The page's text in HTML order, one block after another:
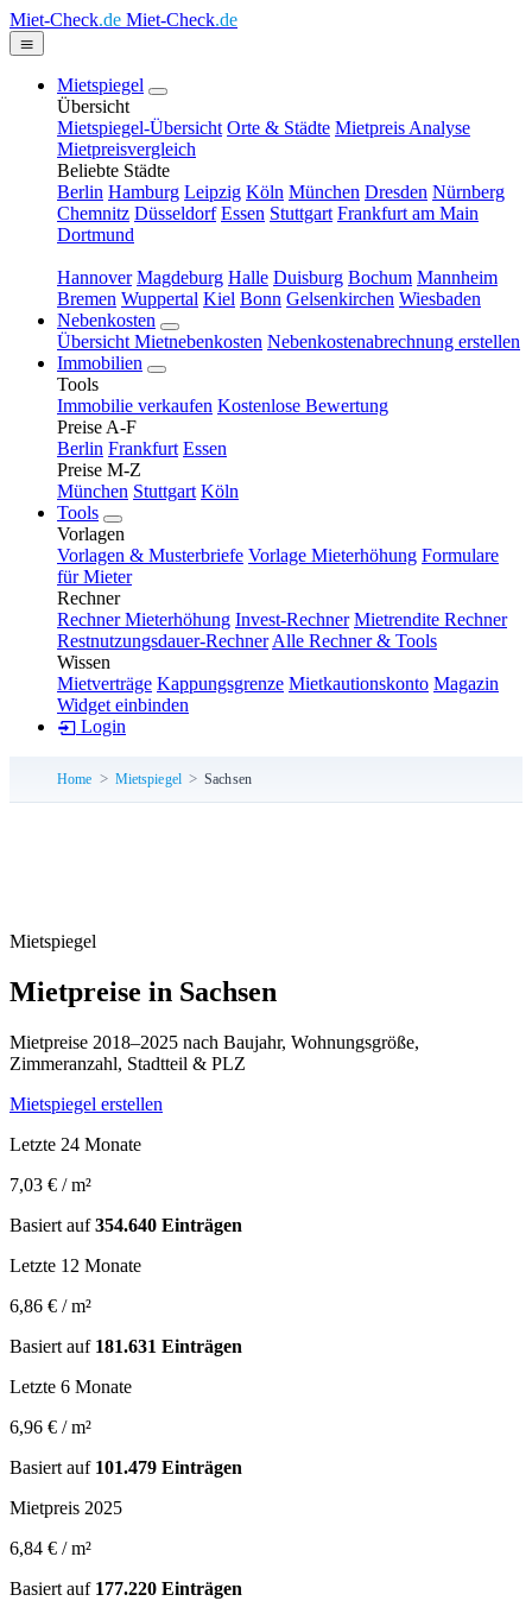
Miet-Check.de Miet-Check.de
Mietspiegel
Übersicht
Mietspiegel-Übersicht Orte & Städte Mietpreis Analyse
Mietpreisvergleich
Beliebte Städte
Berlin Hamburg Leipzig Köln München Dresden Nürnberg
Chemnitz Düsseldorf Essen Stuttgart Frankfurt am Main
Dortmund
Hannover Magdeburg Halle Duisburg Bochum Mannheim
Bremen Wuppertal Kiel Bonn Gelsenkirchen Wiesbaden
Nebenkosten
Übersicht Mietnebenkosten Nebenkostenabrechnung erstellen
Immobilien
Tools
Immobilie verkaufen Kostenlose Bewertung
Preise A-F
Berlin Frankfurt Essen
Preise M-Z
München Stuttgart Köln
Tools
Vorlagen
Vorlagen & Musterbriefe Vorlage Mieterhöhung Formulare
für Mieter
Rechner
Rechner Mieterhöhung Invest-Rechner Mietrendite Rechner
Restnutzungsdauer-Rechner Alle Rechner & Tools
Wissen
Mietverträge Kappungsgrenze Mietkautionskonto Magazin
Widget einbinden
Login
Home Mietspiegel Sachsen
Mietspiegel
Mietpreise in Sachsen
Mietpreise 2018–2025 nach Baujahr, Wohnungsgröße,
Zimmeranzahl, Stadtteil & PLZ
Mietspiegel erstellen
Letzte 24 Monate
7,03 € / m²
Basiert auf354.640 Einträgen
Letzte 12 Monate
6,86 € / m²
Basiert auf 181.631 Einträgen
Letzte 6 Monate
6,96 € / m²
Basiert auf 101.479 Einträgen
Mietpreis 2025
6,84 € / m²
Basiert auf 177.220 Einträgen